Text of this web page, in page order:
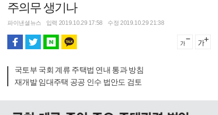
주의무 생기나
파이낸셜뉴스 입력 2019.10.29 17:58 수정 2019.10.29 21:38
국토부 국회 계류 주택법 연내 통과 방침
재개발 임대주택 공공 인수 법안도 검토